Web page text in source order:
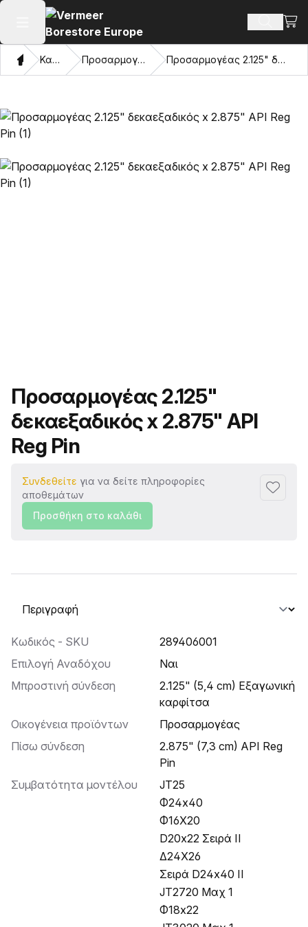
Άνοιγμα κύριου μενού
ΣπίτιΚατάλογος Προσαρμογείς και μάτια έλξης Προσαρμογέας 2.125" δεκαεξαδικός x 2.875" API Reg Pin
Όνομα προϊόντος
Προσαρμογέας 2.125"
δεκαεξαδικός x 2.875" API
Reg Pin
Συνδεθείτε για να δείτε πληροφορίες
αποθεμάτων
Προσθήκη στο καλάθι
Επιλογή καρτέλας
Κωδικός - SKU
289406001
Επιλογή Αναδόχου
Ναι
Μπροστινή σύνδεση
2.125" (5,4 cm) Εξαγωνική
καρφίτσα
Οικογένεια προϊόντων
Προσαρμογέας
Πίσω σύνδεση
2.875" (7,3 cm) API Reg
Pin
Συμβατότητα μοντέλου
JT25
Φ24x40
Φ16Χ20
D20x22 Σειρά II
Δ24Χ26
Σειρά D24x40 II
JT2720 Μαχ 1
Φ18x22